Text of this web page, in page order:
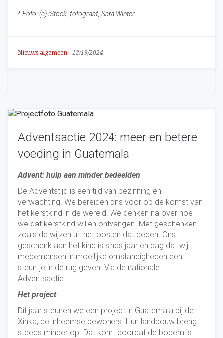
* Foto: (c) iStock, fotograaf, Sara Winter.
Nieuws algemeen - 12/19/2024
Adventsactie 2024: meer en betere
voeding in Guatemala
Advent: hulp aan minder bedeelden
De Adventstijd is een tijd van bezinning en
verwachting. We bereiden ons voor op de komst van
het kerstkind in de wereld. We denken na over hoe
we dat kerstkind willen ontvangen. Met geschenken
zoals de wijzen uit het oosten dat deden. Ons
geschenk aan het kind is sinds jaar en dag dat wij
medemensen in moeilijke omstandigheden een
steuntje in de rug geven. Via de nationale
Adventsactie.
Het project
Dit jaar steunen we een project in Guatemala bij de
Xinka, de inheemse bewoners. Hun landbouw brengt
steeds minder op. Dat komt doordat de bodem is